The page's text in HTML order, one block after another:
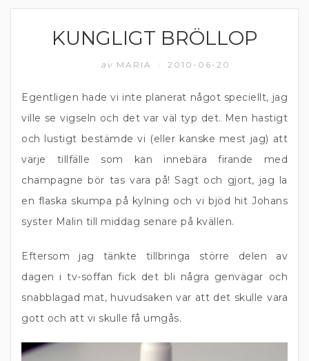
BUBBELKUNGLIGT BRÖLLOP
av MARIA 2010-06-20
Egentligen hade vi inte planerat något speciellt, jag
ville se vigseln och det var väl typ det. Men hastigt
och lustigt bestämde vi (eller kanske mest jag) att
varje tillfälle som kan innebära firande med
champagne bör tas vara på! Sagt och gjort, jag la
en flaska skumpa på kylning och vi bjöd hit Johans
syster Malin till middag senare på kvällen.
Eftersom jag tänkte tillbringa större delen av
dagen i tv-soffan fick det bli några genvägar och
snabblagad mat, huvudsaken var att det skulle vara
gott och att vi skulle få umgås.